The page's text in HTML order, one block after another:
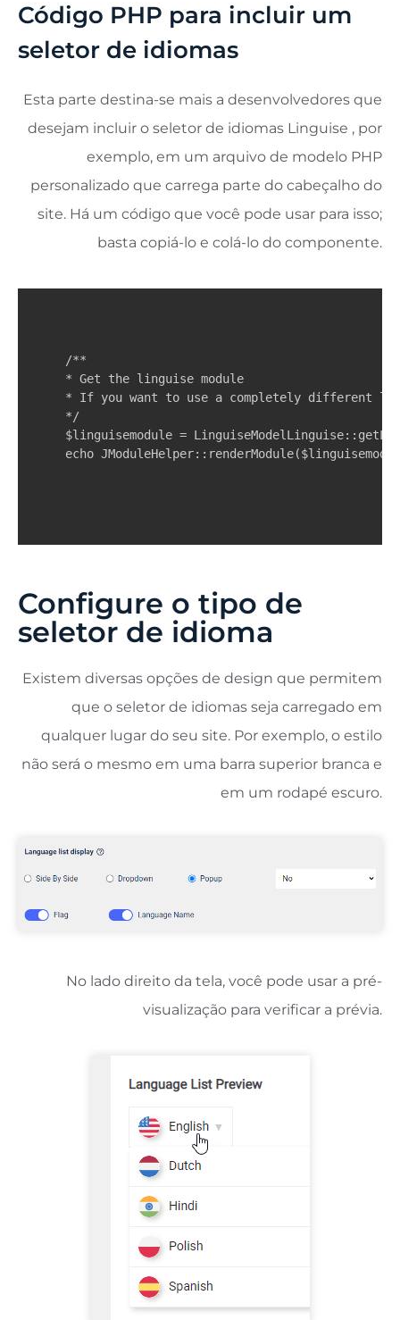
Código PHP para incluir um
seletor de idiomas
Esta parte destina-se mais a desenvolvedores que
desejam incluir o seletor de idiomas Linguise , por
exemplo, em um arquivo de modelo PHP
personalizado que carrega parte do cabeçalho do
site. Há um código que você pode usar para isso;
basta copiá-lo e colá-lo do componente.
/**
* Get the linguise module
* If you want to use a completely different
*/
$linguisemodule =
echo
Configure o tipo de
seletor de idioma
Existem diversas opções de design que permitem
que o seletor de idiomas seja carregado em
qualquer lugar do seu site. Por exemplo, o estilo
não será o mesmo em uma barra superior branca e
em um rodapé escuro.
No lado direito da tela, você pode usar a pré-
visualização para verificar a prévia.